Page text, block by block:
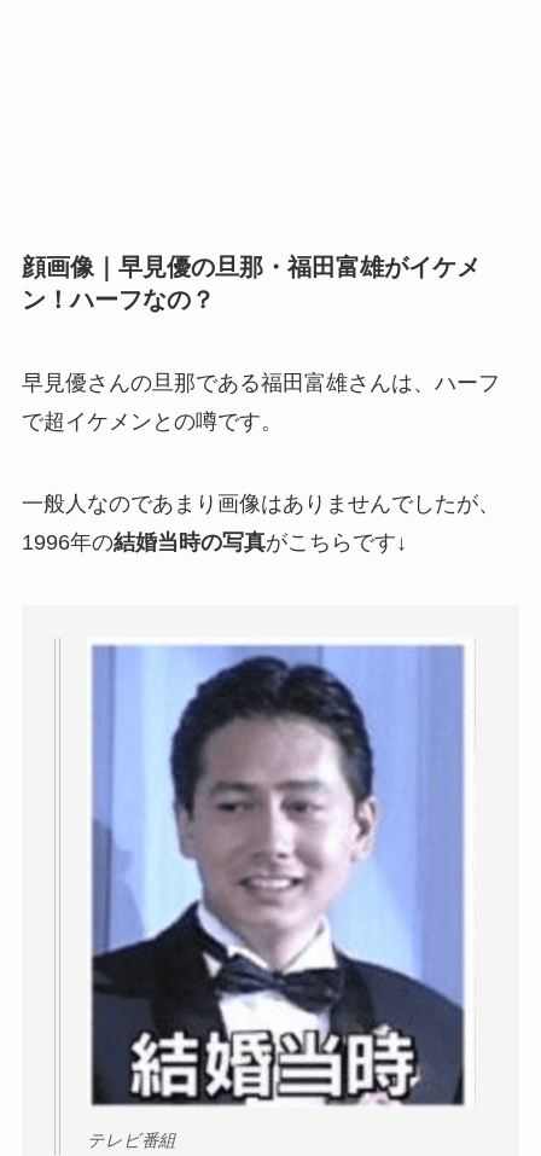
顔画像｜早見優の旦那・福田富雄がイケメ
ン！ハーフなの？
早見優さんの旦那である福田富雄さんは、ハーフ
で超イケメンとの噂です。
一般人なのであまり画像はありませんでしたが、
1996年の結婚当時の写真がこちらです↓
テレビ番組